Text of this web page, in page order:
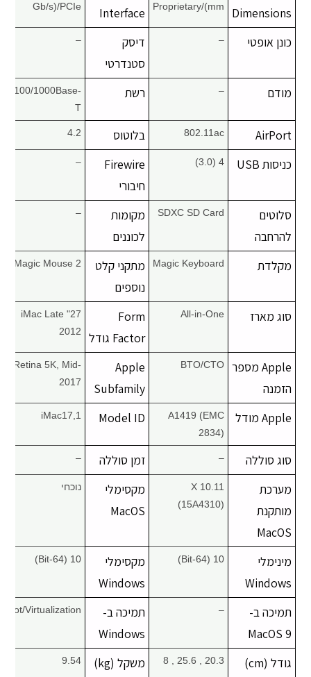
Dimensions
mm)/Proprietary
Interface
Gb/s)/PCIe
כונן אופטי –
דיסק
סטנדרטי
–
מודם – רשת
10/100/1000Base-
T
AirPort
802.11ac בלוטוס 4.2
כניסות USB 4 (3.0)
Firewire
חיבורי
–
סלוטים
להרחבה
SDXC SD Card
מקומות
לכוננים
–
מקלדת Magic Keyboard
מתקני קלט
נוספים
Magic Mouse 2
סוג מארז All-in-One
Form
Factor גודל
27" iMac Late
2012
Apple מספר
הזמנה
BTO/CTO
Apple
Subfamily
Retina 5K, Mid-
2017
Apple מודל
A1419 (EMC
2834)
Model ID
iMac17,1
סוג סוללה – זמן סוללה –
מערכת
מותקנת
MacOS
X 10.11
(15A4310)
מקסימלי
MacOS
נוכחי
מינימלי
Windows
10 (64-Bit)
מקסימלי
Windows
10 (64-Bit)
תמיכה ב-
MacOS 9
–
תמיכה ב-
Windows
Boot/Virtualization
גודל (cm) 20.3 , 25.6 , 8 משקל (kg) 9.54